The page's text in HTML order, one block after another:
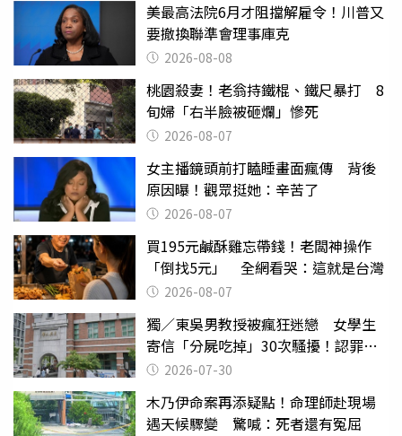
美最高法院6月才阻擋解雇令！川普又
要撤換聯準會理事庫克
2026-08-08
桃園殺妻！老翁持鐵棍、鐵尺暴打 8
旬婦「右半臉被砸爛」慘死
2026-08-07
女主播鏡頭前打瞌睡畫面瘋傳 背後
原因曝！觀眾挺她：辛苦了
2026-08-07
買195元鹹酥雞忘帶錢！老闆神操作
「倒找5元」 全網看哭：這就是台灣
2026-08-07
獨／東吳男教授被瘋狂迷戀 女學生
寄信「分屍吃掉」30次騷擾！認罪免
關 2026-07-30
木乃伊命案再添疑點！命理師赴現場
遇天候驟變 驚喊：死者還有冤屈